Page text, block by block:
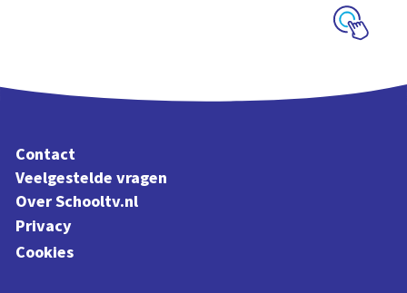
Contact
Veelgestelde vragen
Over Schooltv.nl
Privacy
Cookies